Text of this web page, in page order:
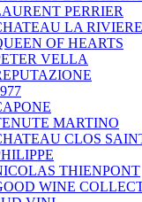
PERRIER
LA RIVIERE
OF HEARTS
VELLA
MARTINO
CLOS
THIENPONT
WINE